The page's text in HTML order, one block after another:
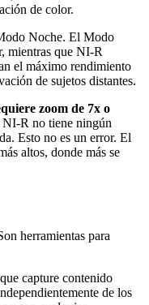
de color.
Noche. El Modo
mientras que NI-R
el máximo rendimiento
de sujetos distantes.
zoom de 7x o
R no tiene ningún
Esto no es un error. El
altos, donde más se
herramientas para
capture contenido
de los